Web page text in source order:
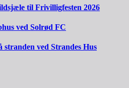
til Frivilligfesten 2026
ved Solrød FC
ved Strandes Hus